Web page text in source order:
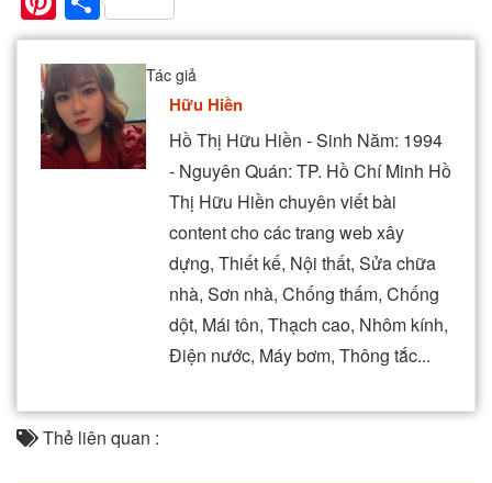
Tác giả
Hữu Hiền
Hồ Thị Hữu Hiền - Sinh Năm: 1994
- Nguyên Quán: TP. Hồ Chí Minh Hồ
Thị Hữu Hiền chuyên viết bài
content cho các trang web xây
dựng, Thiết kế, Nội thất, Sửa chữa
nhà, Sơn nhà, Chống thấm, Chống
dột, Mái tôn, Thạch cao, Nhôm kính,
Điện nước, Máy bơm, Thông tắc...
Thẻ liên quan :